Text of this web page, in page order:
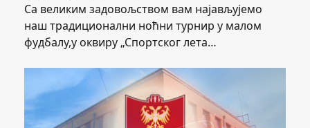
Са великим задовољством вам најављујемо
наш традиционални ноћни турнир у малом
фудбалу,у оквиру „Спортског лета…